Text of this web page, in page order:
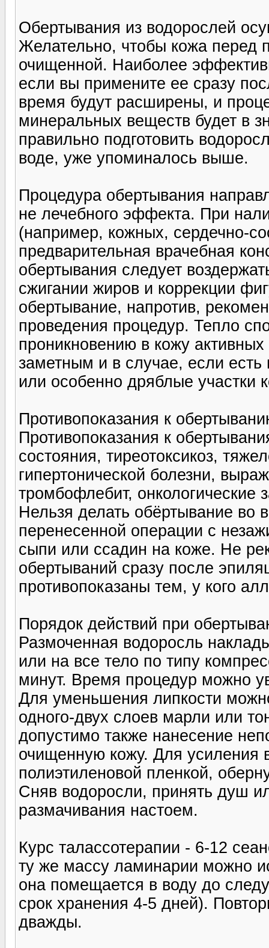
Обертывания из водорослей
Желательно, чтобы кожа перед
очищенной. Наиболее
если вы примените ее сразу
время будут расширены, и
минеральных веществ будет в
правильно подготовить
воде, уже упоминалось выше.
Процедура обертывания
не лечебного эффекта. При
(например, кожных, сердечно-
предварительная врачебная
обертывания следует
сжигании жиров и коррекции
обертывание, напротив,
проведения процедур. Тепло
проникновению в кожу
заметным и в случае, если есть
или особенно дряблые участки
Противопоказания к
Противопоказания к
состояния, тиреотоксикоз,
гипертонической болезни,
тромбофлебит, онкологические
Нельзя делать обёртывание во
перенесенной операции с
сыпи или ссадин на коже. Не
обертываний сразу после
противопоказаны тем, у кого
Порядок действий при
Размоченная водоросль
или на все тело по типу
минут. Время процедур можно
Для уменьшения липкости
одного-двух слоев марли или
допустимо также нанесение
очищенную кожу. Для усиления
полиэтиленовой пленкой,
Сняв водоросли, принять душ
размачивания настоем.
Курс талассотерапии - 6-12
ту же массу ламинарии можно
она помещается в воду до
срок хранения 4-5 дней).
дважды.